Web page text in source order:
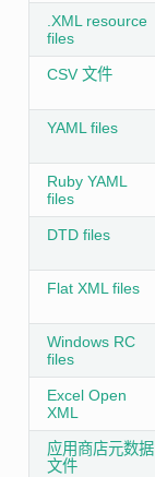
.XML resource
files
CSV 文件
YAML files
Ruby YAML
files
DTD files
Flat XML files
Windows RC
files
Excel Open
XML
应用商店元数据
文件